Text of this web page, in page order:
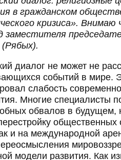
в гражданском
кризиса».
заместителя
диалог не может не
событий в мире.
слабость
Многие специалисты
обвалов в будущем,
общественных
и на международной
модели развития. Как